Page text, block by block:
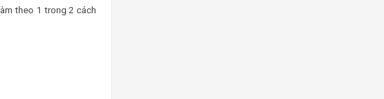
theo 1 trong 2 cách